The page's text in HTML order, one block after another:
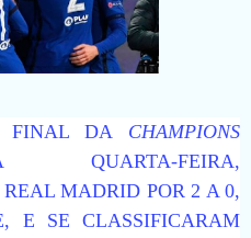
FINAL DA CHAMPIONS
FEIRA,
REAL MADRID POR 2 A 0,
E SE CLASSIFICARAM